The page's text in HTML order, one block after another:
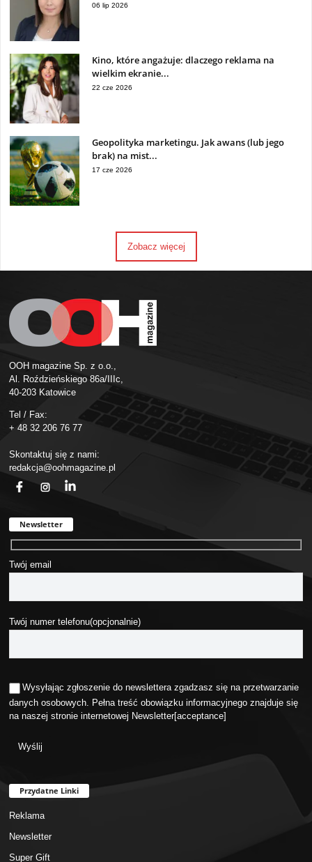
06 lip 2026
Kino, które angażuje: dlaczego reklama na
wielkim ekranie...
22 cze 2026
Geopolityka marketingu. Jak awans (lub jego
brak) na mist...
17 cze 2026
Zobacz więcej
OOH magazine Sp. z o.o.,
Al. Roździeńskiego 86a/IIIc,
40-203 Katowice
Tel / Fax:
+ 48 32 206 76 77
Skontaktuj się z nami:
redakcja@oohmagazine.pl
Newsletter
Twój email
Twój numer telefonu(opcjonalnie)
Wysyłając zgłoszenie do newslettera zgadzasz się na przetwarzanie
danych osobowych. Pełna treść obowiązku informacyjnego znajduje się
na naszej stronie internetowej Newsletter[acceptance]
Przydatne Linki
Reklama
Newsletter
Super Gift